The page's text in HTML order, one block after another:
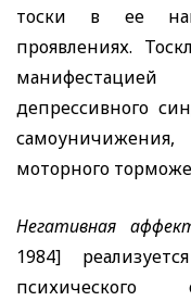
тоски в ее
проявлениях.
депрессивного
моторного
Негативная
1984] реализуется
психического